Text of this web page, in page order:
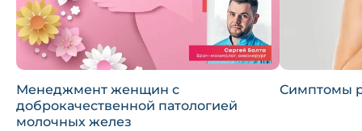
Менеджмент женщин с
доброкачественной патологией
молочных желез
Симптомы